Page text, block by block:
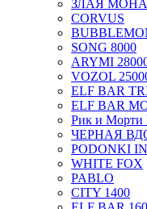
CORVUS
SONG 8000
ARYMI 28000
VOZOL
ELF BAR
ELF BAR
Рик и
ЧЕРНАЯ
PODONKI
WHITE FOX
PABLO
CITY 1400
ELF BAR